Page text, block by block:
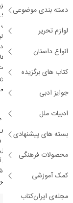
دسته بندی موضوعی
لوازم تحریر
انواع داستان
کتاب های برگزیده
جوایز ادبی
ادبیات ملل
بسته های پیشنهادی
محصولات فرهنگی
کمک آموزشی
مجله‌ی ایران‌کتاب
جدا از این مسئله که
تا حدود زیادی با آن
آلمان اتریش، سوئیس و
کشورها دارای سنت‌های
میان فرهنگ این
می‌توان به شکل خاص گفت:
به حدی است که حتی
آلمانی اصلی را دارد،
است.
آغاز قرن بیست و
مطرح می‌کند، یعنی هنر
نیست که به تعالی،
می‌شود. کلمان قواعد رمان
قالب شکنی می‌کند.
کاملاً آگاهانه قالب رمان